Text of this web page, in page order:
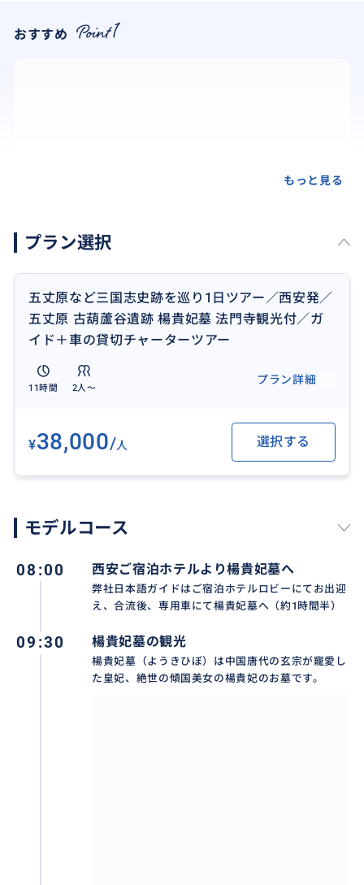
おすすめ
五丈原は中国の古戦場で、諸葛亮がここで亡くなりま
した。日本では、この場所が『三国志』と深く関わっ
ていて人気があります。明治時代の詩人が、諸葛亮の
アニメなどの日本の『三国志』作品でも、この場面を
最後に描くことが多いため、日本人には『三国志』の
重要な場所として知られています。
もっと見る
プラン選択
五丈原など三国志史跡を巡り1日ツアー／西安発／
五丈原 古葫蘆谷遺跡 楊貴妃墓 法門寺観光付／ガ
イド＋車の貸切チャーターツアー
11時間 2人〜
プラン詳細
¥38,000/人 選択する
モデルコース
08:00 西安ご宿泊ホテルより楊貴妃墓へ
弊社日本語ガイドはご宿泊ホテルロビーにてお出迎
え、合流後、専用車にて楊貴妃墓へ（約1時間半）
09:30 楊貴妃墓の観光
楊貴妃墓（ようきひぼ）は中国唐代の玄宗が寵愛し
た皇妃、絶世の傾国美女の楊貴妃のお墓です。